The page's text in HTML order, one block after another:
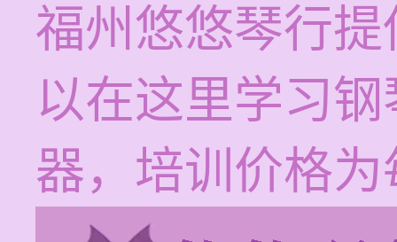
福州悠悠琴行
以在这里学习
器，培训价格